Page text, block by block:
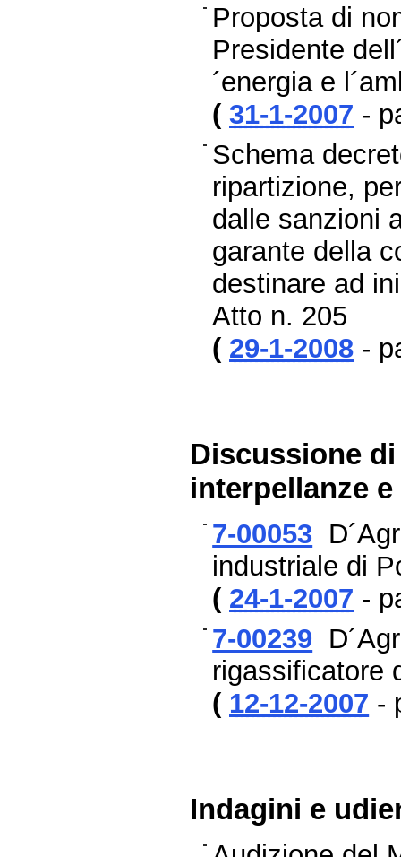
Proposta di
Presidente
´energia e
(31-1-2007 -
Schema
ripartizione,
dalle sanzioni
garante della
destinare ad
Atto n. 205
( 29-1-2008 -
Discussione
interpellanze
7-00053
industriale di
( 24-1-2007 -
7-00239
rigassificatore
( 12-12-2007 -
Indagini e